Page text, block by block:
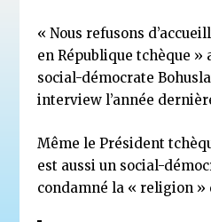
« Nous refusons
en République tchèque »
social-démocrate
interview l’année
Même le Président
est aussi un social-
condamné la « religion